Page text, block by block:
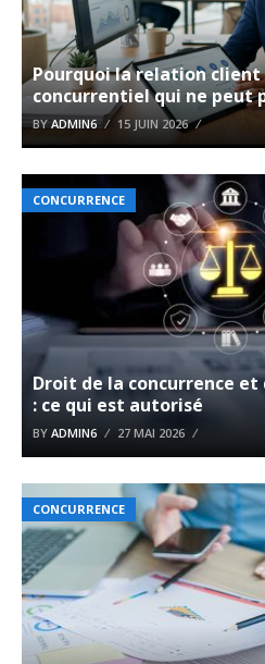
Pourquoi la relation
concurrentiel qui ne peut
BY ADMIN6 15 JUIN 2026
CONCURRENCE
Droit de la concurrence
: ce qui est autorisé
BY ADMIN6 27 MAI 2026
CONCURRENCE